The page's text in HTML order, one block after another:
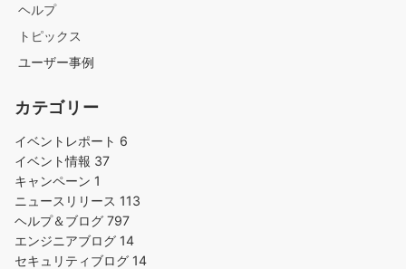
ヘルプ
トピックス
ユーザー事例
カテゴリー
イベントレポート 6
イベント情報 37
キャンペーン 1
ニュースリリース 113
ヘルプ＆ブログ 797
エンジニアブログ 14
セキュリティブログ 14